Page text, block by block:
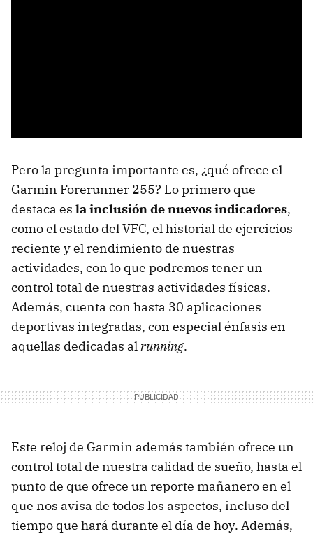
Pero la pregunta importante es, ¿qué ofrece el
Garmin Forerunner 255? Lo primero que
destaca es la inclusión de nuevos indicadores,
como el estado del VFC, el historial de ejercicios
reciente y el rendimiento de nuestras
actividades, con lo que podremos tener un
control total de nuestras actividades físicas.
Además, cuenta con hasta 30 aplicaciones
deportivas integradas, con especial énfasis en
aquellas dedicadas alrunning.
Este reloj de Garmin además también ofrece un
control total de nuestra calidad de sueño, hasta el
punto de que ofrece un reporte mañanero en el
que nos avisa de todos los aspectos, incluso del
tiempo que hará durante el día de hoy. Además,